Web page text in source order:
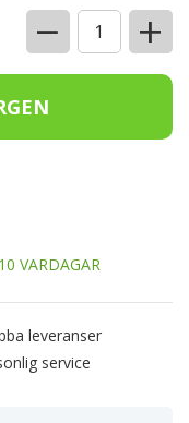
− +
VARDAGAR
leveranser
service